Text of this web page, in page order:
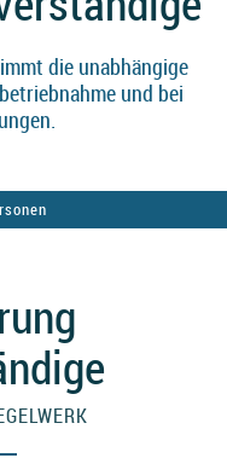
die unabhängige
und bei